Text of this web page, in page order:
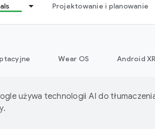
Projektowanie i planowanie
Wear OS Android XR
używa technologii AI do